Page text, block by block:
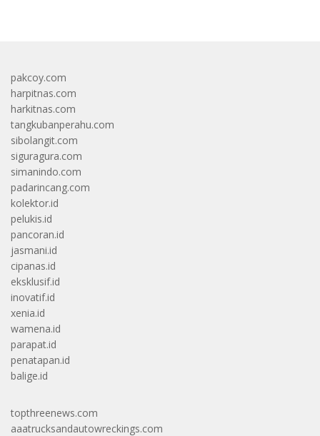
pakcoy.com
harpitnas.com
harkitnas.com
tangkubanperahu.com
sibolangit.com
siguragura.com
simanindo.com
padarincang.com
kolektor.id
pelukis.id
pancoran.id
jasmani.id
cipanas.id
eksklusif.id
inovatif.id
xenia.id
wamena.id
parapat.id
penatapan.id
balige.id
topthreenews.com
aaatrucksandautowreckings.com